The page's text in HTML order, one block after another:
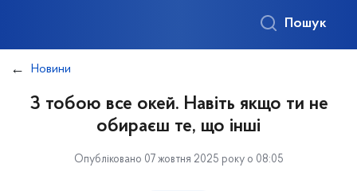
Пошук
Новини
З тобою все окей. Навіть якщо ти не
обираєш те, що інші
Опубліковано 07 жовтня 2025 року о 08:05